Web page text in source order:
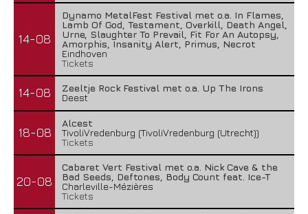
14-08
Dynamo MetalFest Festival met o.a. In Flames,
Lamb Of God, Testament, Overkill, Death Angel,
Urne, Slaughter To Prevail, Fit For An Autopsy,
Amorphis, Insanity Alert, Primus, Necrot
Eindhoven
Tickets
14-08
Zeeltje Rock Festival met o.a. Up The Irons
Deest
18-08
Alcest
TivoliVredenburg (TivoliVredenburg (Utrecht))
Tickets
20-08
Cabaret Vert Festival met o.a. Nick Cave & the
Bad Seeds, Deftones, Body Count feat. Ice-T
Charleville-Mézières
Tickets